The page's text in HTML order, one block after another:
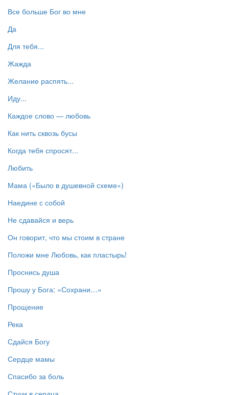
Все больше Бог во мне
Да
Для тебя...
Жажда
Желание распять...
Иду...
Каждое слово — любовь
Как нить сквозь бусы
Когда тебя спросят...
Любить
Мама («Было в душевной схеме»)
Наедине с собой
Не сдавайся и верь
Он говорит, что мы стоим в стране
Положи мне Любовь, как пластырь!
Проснись душа
Прошу у Бога: «Сохрани…»
Прощение
Река
Сдайся Богу
Сердце мамы
Спасибо за боль